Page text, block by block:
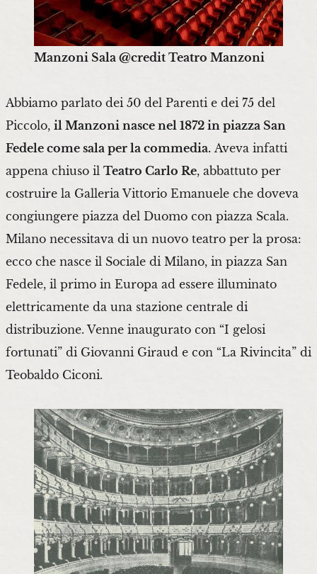
Manzoni Sala @credit Teatro Manzoni
Abbiamo parlato dei 50 del Parenti e dei 75 del
Piccolo, il Manzoni nasce nel 1872 in piazza San
Fedele come sala per la commedia. Aveva infatti
appena chiuso il Teatro Carlo Re, abbattuto per
costruire la Galleria Vittorio Emanuele che doveva
congiungere piazza del Duomo con piazza Scala.
Milano necessitava di un nuovo teatro per la prosa:
ecco che nasce il Sociale di Milano, in piazza San
Fedele, il primo in Europa ad essere illuminato
elettricamente da una stazione centrale di
distribuzione. Venne inaugurato con “I gelosi
fortunati” di Giovanni Giraud e con “La Rivincita” di
Teobaldo Ciconi.